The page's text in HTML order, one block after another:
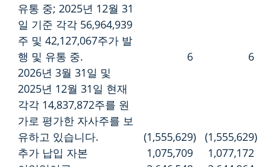
유통 중; 2025년 12월 31
일 기준 각각 56,964,939
주 및 42,127,067주가 발
행 및 유통 중.
6
6
2026년 3월 31일 및
2025년 12월 31일 현재
각각 14,837,872주를 원
가로 평가한 자사주를 보
유하고 있습니다.
(1,555,629) (1,555,629)
추가 납입 자본
1,075,709
1,077,172